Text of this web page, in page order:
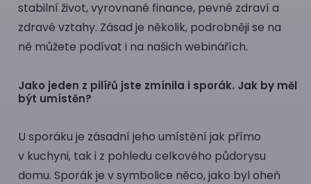
stabilní život, vyrovnané finance, pevné zdraví a
zdravé vztahy. Zásad je několik, podrobněji se na
ně můžete podívat i na našich webinářích.
Jako jeden z pilířů jste zmínila i sporák. Jak by měl
být umístěn?
U sporáku je zásadní jeho umístění jak přímo
v kuchyni, tak i z pohledu celkového půdorysu
domu. Sporák je v symbolice něco, jako byl oheň